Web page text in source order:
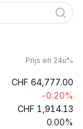
Prijs en 24u%
CHF 64,777.00
-0.20%
CHF 1,914.13
0.00%